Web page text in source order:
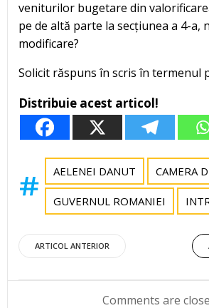
veniturilor bugetare din
pe de altă parte la secțiunea a 4-a,
modificare?
Solicit răspuns în scris în termenul
Distribuie acest articol!
AELENEI DANUT CAMERA
GUVERNUL ROMANIEI
Post
navigation
ARTICOL ANTERIOR
Comments are